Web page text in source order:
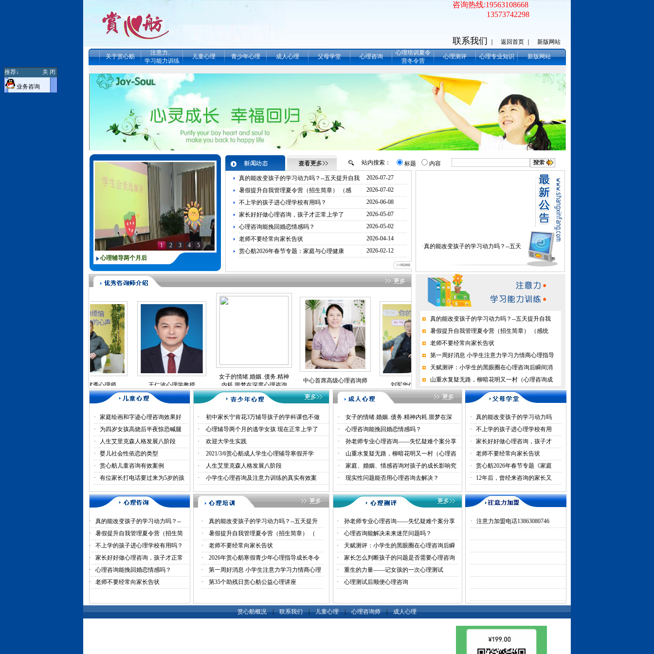
咨询热线:19563108668
13573742298
联系我们 返回首页 ｜ 新版网站
关于赏心舫
注意力、
学习能力训练
儿童心理 青少年心理 成人心理 父母学堂 心理咨询
心理培训夏令
营冬令营
心理测评 心理专业知识 新版网站
站内搜索： 标题 内容
心理辅导两个月后
1 2 3 4 5
真的能改变孩子的学习动力吗？--五天提升自我
管理
2026-07-27
暑假提升自我管理夏令营（招生简章） （感
统、注
2026-07-02
不上学的孩子进心理学校有用吗？
2026-06-08
家长好好做心理咨询，孩子才正常上学了
2026-05-07
心理咨询能挽回婚恋情感吗？
2026-05-02
老师不要经常向家长告状
2026-04-14
赏心舫2026年春节专题：家庭与心理健康
2026-02-12
提升自我管理夏令营
女子的情绪.婚姻..债务.精神内耗.噩梦在
深度心理咨询催眠中得到疗愈
不上学的孩子进心理学校有用吗？
·家长好好做心理咨询，孩子才正常上学
心理咨询能挽回婚恋情感吗？
刘军华优秀心理师 王仁波心理学教授
女子的情绪.婚姻..债务.精神
内耗.噩梦在深度心理咨询
催眠中得到疗愈
中心首席高级心理咨询师
孙英顿
刘军华优秀心理师
真的能改变孩子的学习动力吗？--五天提升自我
暑假提升自我管理夏令营（招生简章） （感统
老师不要经常向家长告状
第一周好消息 小学生注意力学习力情商心理指导
天赋测评：小学生的黑眼圈在心理咨询后瞬间消
山重水复疑无路，柳暗花明又一村（心理咨询成
·
家庭绘画和字迹心理咨询效果好
·
为四岁女孩高烧后半夜惊恐喊腿
·
人生艾里克森人格发展八阶段
·
婴儿社会性依恋的类型
·
赏心舫儿童咨询有效案例
·
有位家长打电话要过来为5岁的孩
·
初中家长宁肯花3万辅导孩子的学科课也不做
·
心理辅导两个月的逃学女孩 现在正常上学了
·
欢迎大学生实践
·
2021/3/6赏心舫成人学生心理辅导寒假开学
·
人生艾里克森人格发展八阶段
·
小学生心理咨询及注意力训练的真实有效案
·
女子的情绪.婚姻..债务.精神内耗.噩梦在深
·
心理咨询能挽回婚恋情感吗？
·
孙老师专业心理咨询——失忆疑难个案分享
·
山重水复疑无路，柳暗花明又一村（心理咨
·
家庭、婚姻、情感咨询对孩子的成长影响究
·
现实性问题能否用心理咨询去解决？
·
真的能改变孩子的学习动力吗
·
不上学的孩子进心理学校有用
·
家长好好做心理咨询，孩子才
·
老师不要经常向家长告状
·
赏心舫2026年春节专题《家庭
·
12年后，曾经来咨询的家长又
·
真的能改变孩子的学习动力吗？--
·
暑假提升自我管理夏令营（招生简
·
不上学的孩子进心理学校有用吗？
·
家长好好做心理咨询，孩子才正常
·
心理咨询能挽回婚恋情感吗？
·
老师不要经常向家长告状
·
真的能改变孩子的学习动力吗？--五天提升
·
暑假提升自我管理夏令营（招生简章） （
·
老师不要经常向家长告状
·
2026年赏心舫寒假青少年心理指导成长冬令
·
第一周好消息 小学生注意力学习力情商心理
·
第35个助残日赏心舫公益心理讲座
·
孙老师专业心理咨询——失忆疑难个案分享
·
心理咨询能解决未来迷茫问题吗？
·
天赋测评：小学生的黑眼圈在心理咨询后瞬
·
家长怎么判断孩子的问题是否需要心理咨询
·
重生的力量——记女孩的一次心理测试
·
心理测试后顺便心理咨询
· 注意力加盟电话13863080746
推荐↓ 关 闭
业务咨询
赏心舫概况|联系我们|儿童心理|心理咨询师|成人心理